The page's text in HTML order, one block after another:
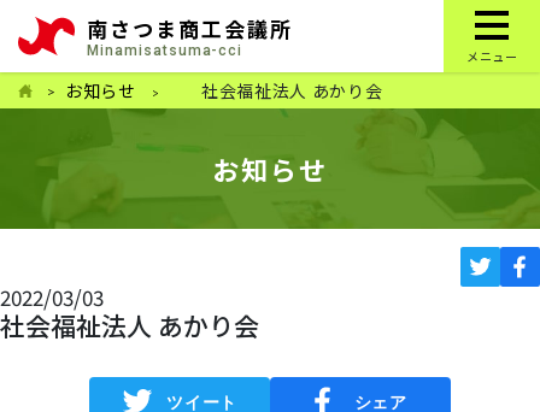
南さつま商工会議所
Minamisatsuma-cci メニュー
お知らせ 社会福祉法人 あかり会
お知らせ
2022/03/03
社会福祉法人 あかり会